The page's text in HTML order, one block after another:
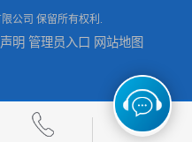
广东省揭阳、茂名提供矿安认证专业咨询服务机构让你拿本放心省心
公司 保留所有权利.
明 管理员入口 网站地图